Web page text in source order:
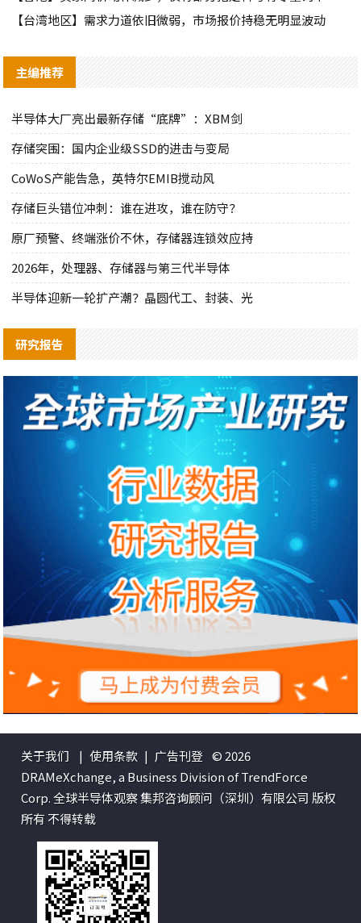
【台湾地区】需求力道依旧微弱，市场报价持稳无明显波动
主编推荐
半导体大厂亮出最新存储“底牌”：XBM剑
存储突围：国内企业级SSD的进击与变局
CoWoS产能告急，英特尔EMIB搅动风
存储巨头错位冲刺：谁在进攻，谁在防守？
原厂预警、终端涨价不休，存储器连锁效应持
2026年，处理器、存储器与第三代半导体
半导体迎新一轮扩产潮？晶圆代工、封装、光
研究报告
关于我们 | 使用条款 | 广告刊登 © 2026
DRAMeXchange, a Business Division of TrendForce
Corp. 全球半导体观察 集邦咨询顾问（深圳）有限公司 版权
所有 不得转载